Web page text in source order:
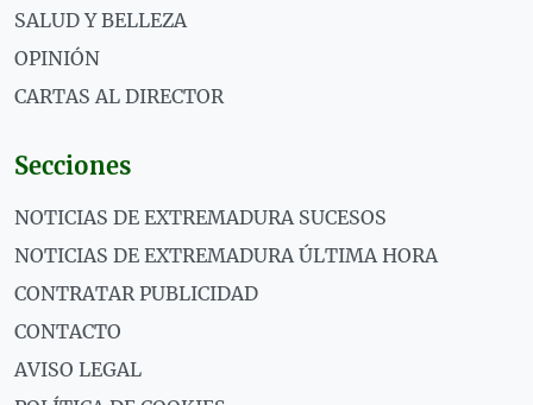
SALUD Y BELLEZA
OPINIÓN
CARTAS AL DIRECTOR
Secciones
NOTICIAS DE EXTREMADURA SUCESOS
NOTICIAS DE EXTREMADURA ÚLTIMA HORA
CONTRATAR PUBLICIDAD
CONTACTO
AVISO LEGAL